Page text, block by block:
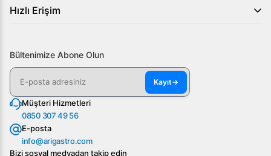
Hızlı Erişim
Bültenimize Abone Olun
Kayıt→
Müşteri Hizmetleri
0850 307 49 56
E-posta
info@arigastro.com
Bizi sosyal medyadan takip edin